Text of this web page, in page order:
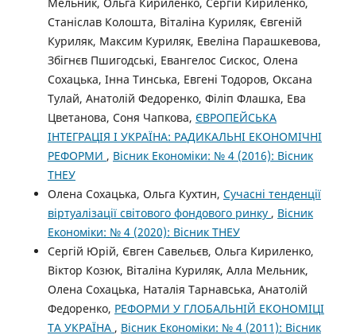
Станіслав Колошта, Віталіна Куриляк, Євгеній
Куриляк, Максим Куриляк, Евеліна Парашкевова,
Збігнєв Пшигодські, Евангелос Сискос, Олена
Сохацька, Інна Тинська, Евгені Тодоров, Оксана
Тулай, Анатолій Федоренко, Філіп Флашка, Ева
Цветанова, Соня Чапкова, ЄВРОПЕЙСЬКА
ІНТЕГРАЦІЯ І УКРАЇНА: РАДИКАЛЬНІ ЕКОНОМІЧНІ
РЕФОРМИ , Вісник Економіки: № 4 (2016): Вісник
ТНЕУ
Олена Сохацька, Ольга Кухтин, Сучасні тенденції
віртуалізації світового фондового ринку , Вісник
Економіки: № 4 (2020): Вісник ТНЕУ
Сергій Юрій, Євген Савельєв, Ольга Кириленко,
Віктор Козюк, Віталіна Куриляк, Алла Мельник,
Олена Сохацька, Наталія Тарнавська, Анатолій
Федоренко, РЕФОРМИ У ГЛОБАЛЬНІЙ ЕКОНОМІЦІ
ТА УКРАЇНА , Вісник Економіки: № 4 (2011): Вісник